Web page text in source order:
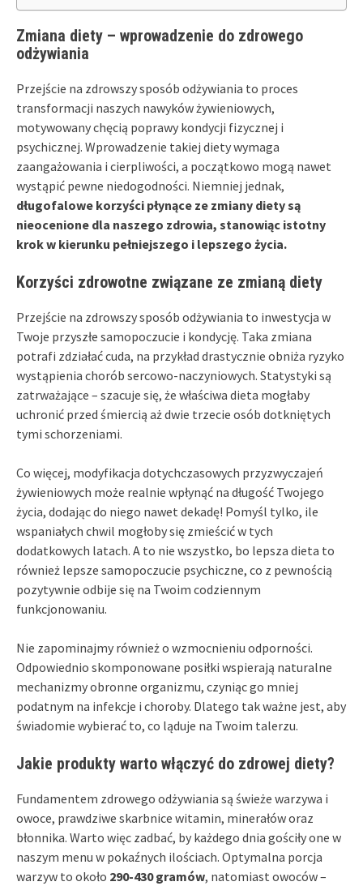
Zmiana diety – wprowadzenie do zdrowego
odżywiania
Przejście na zdrowszy sposób odżywiania to proces
transformacji naszych nawyków żywieniowych,
motywowany chęcią poprawy kondycji fizycznej i
psychicznej. Wprowadzenie takiej diety wymaga
zaangażowania i cierpliwości, a początkowo mogą nawet
wystąpić pewne niedogodności. Niemniej jednak,
długofalowe korzyści płynące ze zmiany diety są
nieocenione dla naszego zdrowia, stanowiąc istotny
krok w kierunku pełniejszego i lepszego życia.
Korzyści zdrowotne związane ze zmianą diety
Przejście na zdrowszy sposób odżywiania to inwestycja w
Twoje przyszłe samopoczucie i kondycję. Taka zmiana
potrafi zdziałać cuda, na przykład drastycznie obniża ryzyko
wystąpienia chorób sercowo-naczyniowych. Statystyki są
zatrważające – szacuje się, że właściwa dieta mogłaby
uchronić przed śmiercią aż dwie trzecie osób dotkniętych
tymi schorzeniami.
Co więcej, modyfikacja dotychczasowych przyzwyczajeń
żywieniowych może realnie wpłynąć na długość Twojego
życia, dodając do niego nawet dekadę! Pomyśl tylko, ile
wspaniałych chwil mogłoby się zmieścić w tych
dodatkowych latach. A to nie wszystko, bo lepsza dieta to
również lepsze samopoczucie psychiczne, co z pewnością
pozytywnie odbije się na Twoim codziennym
funkcjonowaniu.
Nie zapominajmy również o wzmocnieniu odporności.
Odpowiednio skomponowane posiłki wspierają naturalne
mechanizmy obronne organizmu, czyniąc go mniej
podatnym na infekcje i choroby. Dlatego tak ważne jest, aby
świadomie wybierać to, co ląduje na Twoim talerzu.
Jakie produkty warto włączyć do zdrowej diety?
Fundamentem zdrowego odżywiania są świeże warzywa i
owoce, prawdziwe skarbnice witamin, minerałów oraz
błonnika. Warto więc zadbać, by każdego dnia gościły one w
naszym menu w pokaźnych ilościach. Optymalna porcja
warzyw to około 290-430 gramów, natomiast owoców –